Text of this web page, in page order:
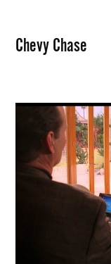
Chevy Chase
WYBIERZ SWOJĄ PLAYLISTĘ